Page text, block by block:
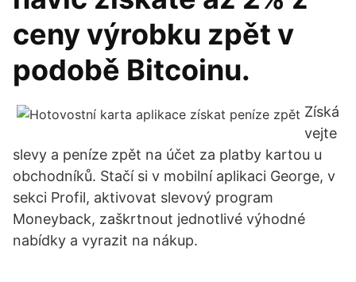
ceny výrobku zpět v
podobě Bitcoinu.
Získá
vejte
slevy a peníze zpět na účet za platby kartou u
obchodníků. Stačí si v mobilní aplikaci George, v
sekci Profil, aktivovat slevový program
Moneyback, zaškrtnout jednotlivé výhodné
nabídky a vyrazit na nákup.